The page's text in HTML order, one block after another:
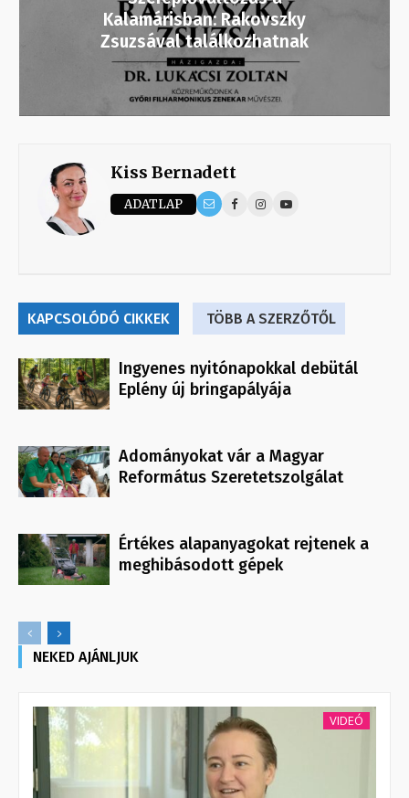
Kalamárisban: Rakovszky
Zsuzsával találkozhatnak
Kiss Bernadett
ADATLAP
KAPCSOLÓDÓ CIKKEK TÖBB A SZERZŐTŐL
Ingyenes nyitónapokkal debütál
Eplény új bringapályája
Adományokat vár a Magyar
Református Szeretetszolgálat
Értékes alapanyagokat rejtenek a
meghibásodott gépek
NEKED AJÁNLJUK
VIDEÓ